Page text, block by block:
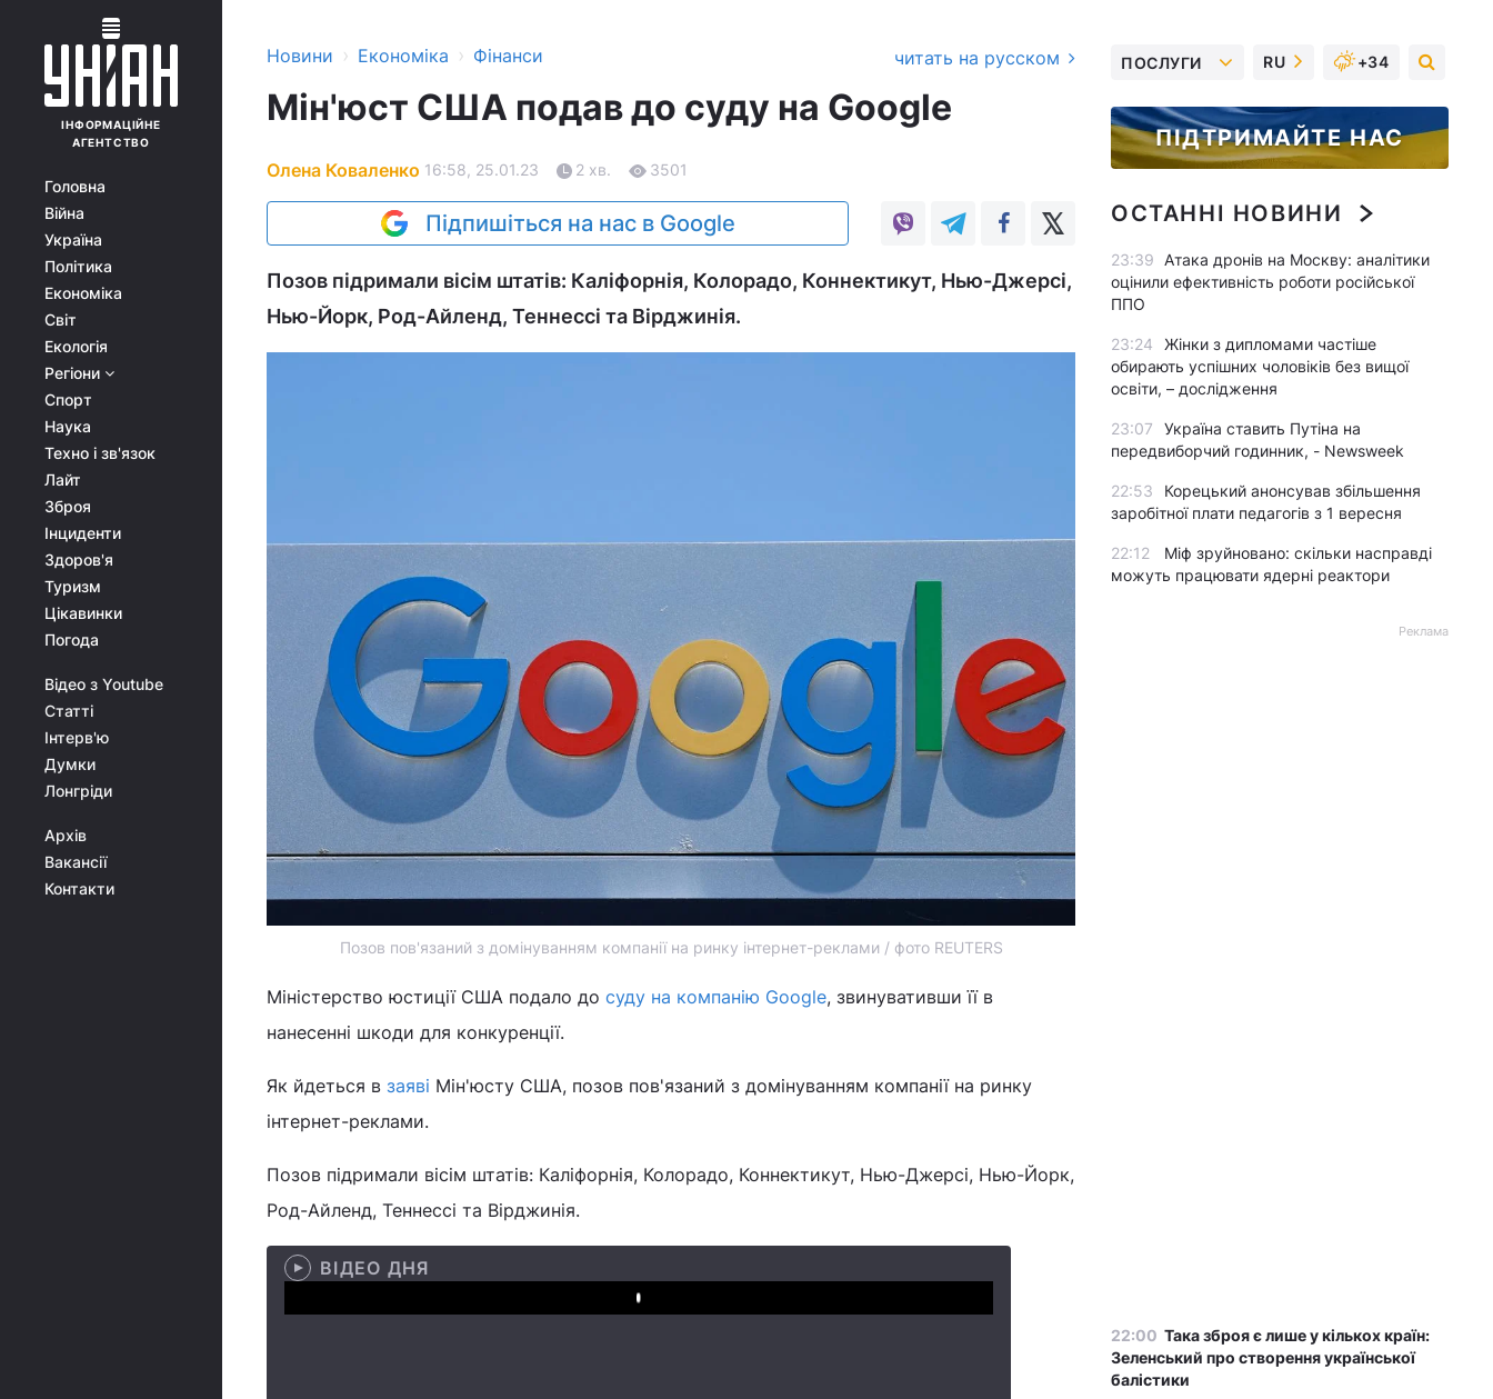
ІНФОРМАЦІЙНЕ
АГЕНТСТВО
Головна
Війна
Україна
Політика
Економіка
Світ
Екологія
Регіони
Спорт
Наука
Техно і зв'язок
Лайт
Зброя
Інциденти
Здоров'я
Туризм
Цікавинки
Погода
Відео з Youtube
Статті
Інтерв'ю
Думки
Лонгріди
Архів
Вакансії
Контакти
Новини › Економіка › Фінанси читать на русском
Мін'юст США подав до суду на Google
Олена Коваленко 16:58, 25.01.23 2 хв. 3501
Підпишіться на нас в Google
Позов підримали вісім штатів: Каліфорнія, Колорадо, Коннектикут, Нью-Джерсі,
Нью-Йорк, Род-Айленд, Теннессі та Вірджинія.
Позов пов'язаний з домінуванням компанії на ринку інтернет-реклами / фото REUTERS
Міністерство юстиції США подало до суду на компанію Google, звинувативши її в
нанесенні шкоди для конкуренції.
Як йдеться в заяві Мін'юсту США, позов пов'язаний з домінуванням компанії на ринку
інтернет-реклами.
Позов підримали вісім штатів: Каліфорнія, Колорадо, Коннектикут, Нью-Джерсі, Нью-Йорк,
Род-Айленд, Теннессі та Вірджинія.
ВІДЕО ДНЯ
Play
ПОСЛУГИ RU +34
ПІДТРИМАЙТЕ НАС
ОСТАННІ НОВИНИ
23:39
Атака дронів на Москву: аналітики
оцінили ефективність роботи російської
ППО
23:24
Жінки з дипломами частіше
обирають успішних чоловіків без вищої
освіти, – дослідження
23:07
Україна ставить Путіна на
передвиборчий годинник, - Newsweek
22:53
Корецький анонсував збільшення
заробітної плати педагогів з 1 вересня
22:12
Міф зруйновано: скільки насправді
можуть працювати ядерні реактори
Реклама
22:00 Така зброя є лише у кількох країн:
Зеленський про створення української
балістики